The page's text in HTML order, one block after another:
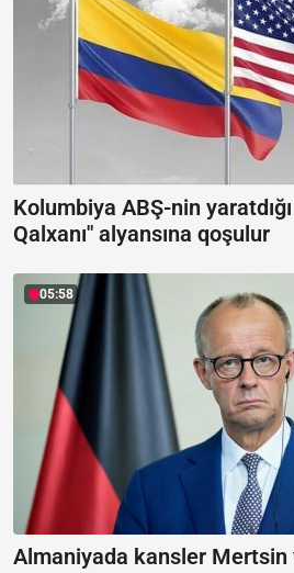
Kolumbiya ABŞ-nin
Qalxanı" alyansına qoşulur
05:58
Almaniyada kansler Mertsin